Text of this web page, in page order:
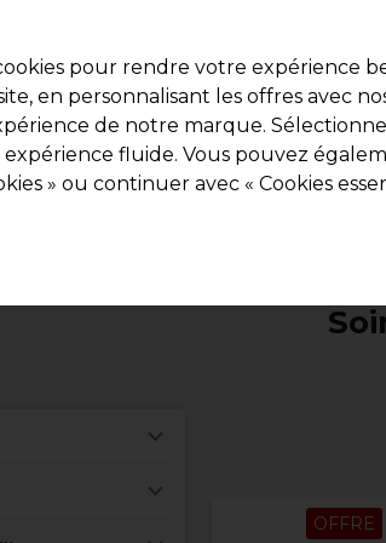
Coiffure Electro et Matériel
et délais
OFFRE
pour rendre votre expérience
en personnalisant les offres avec
de notre marque.
fluide. Vous pouvez
» ou continuer avec « Cookies